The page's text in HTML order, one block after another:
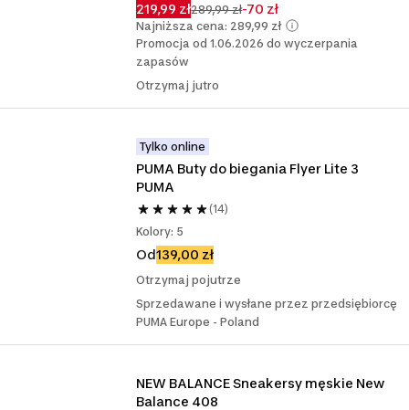
219,99 zł289,99 zł-70 zł
Najniższa cena: 289,99 zł
Promocja od 1.06.2026 do wyczerpania
zapasów
Otrzymaj jutro
Tylko online
PUMA Buty do biegania Flyer Lite 3
PUMA
(14)
Kolory: 5
Od139,00 zł
Otrzymaj pojutrze
Sprzedawane i wysłane przez przedsiębiorcę
PUMA Europe - Poland
NEW BALANCE Sneakersy męskie New
Balance 408